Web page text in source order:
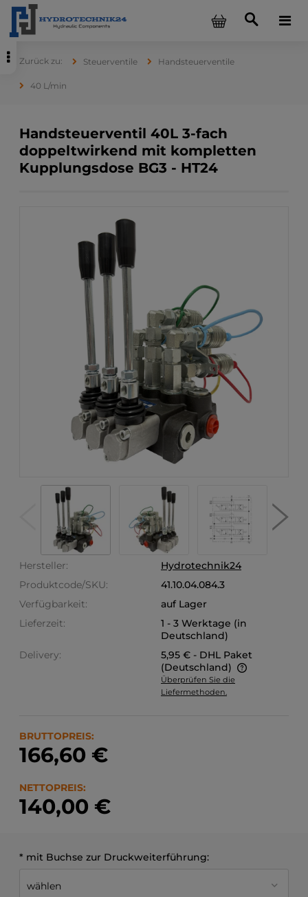
Steuerventile Handsteuerventile
40 L/min
Handsteuerventil 40L 3-fach
doppeltwirkend mit kompletten
Kupplungsdose BG3 - HT24
Hersteller:
Hydrotechnik24
Produktcode/SKU:
41.10.04.084.3
Verfügbarkeit:
auf Lager
Lieferzeit:
1 - 3 Werktage (in
Deutschland)
Delivery:
5,95 € - DHL Paket
(Deutschland)
Der Preis enthält keine möglichen Zahlungskosten.
Überprüfen Sie die
Liefermethoden.
BRUTTOPREIS:
166,60 €
NETTOPREIS:
140,00 €
* mit Buchse zur Druckweiterführung: